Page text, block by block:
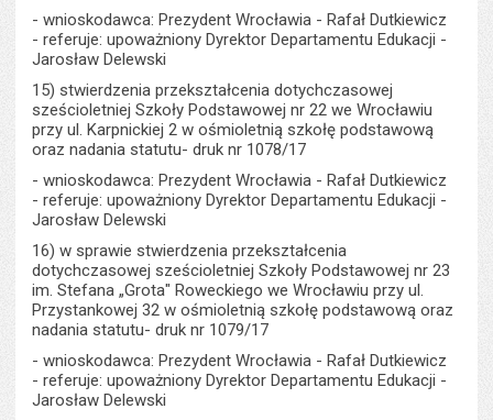
- wnioskodawca: Prezydent Wrocławia - Rafał Dutkiewicz
- referuje: upoważniony Dyrektor Departamentu Edukacji -
Jarosław Delewski
15) stwierdzenia przekształcenia dotychczasowej
sześcioletniej Szkoły Podstawowej nr 22 we Wrocławiu
przy ul. Karpnickiej 2 w ośmioletnią szkołę podstawową
oraz nadania statutu- druk nr 1078/17
- wnioskodawca: Prezydent Wrocławia - Rafał Dutkiewicz
- referuje: upoważniony Dyrektor Departamentu Edukacji -
Jarosław Delewski
16) w sprawie stwierdzenia przekształcenia
dotychczasowej sześcioletniej Szkoły Podstawowej nr 23
im. Stefana „Grota" Roweckiego we Wrocławiu przy ul.
Przystankowej 32 w ośmioletnią szkołę podstawową oraz
nadania statutu- druk nr 1079/17
- wnioskodawca: Prezydent Wrocławia - Rafał Dutkiewicz
- referuje: upoważniony Dyrektor Departamentu Edukacji -
Jarosław Delewski